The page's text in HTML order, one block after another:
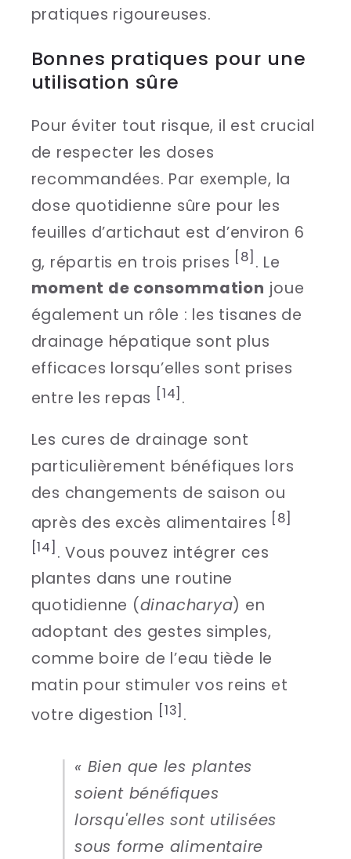
pratiques rigoureuses.
Bonnes pratiques pour une
utilisation sûre
Pour éviter tout risque, il est crucial
de respecter les doses
recommandées. Par exemple, la
dose quotidienne sûre pour les
feuilles d’artichaut est d’environ 6
g, répartis en trois prises [8] . Le
moment de consommation joue
également un rôle : les tisanes de
drainage hépatique sont plus
efficaces lorsqu’elles sont prises
entre les repas [14] .
Les cures de drainage sont
particulièrement bénéfiques lors
des changements de saison ou
après des excès alimentaires [8]
[14] . Vous pouvez intégrer ces
plantes dans une routine
quotidienne (dinacharya) en
adoptant des gestes simples,
comme boire de l’eau tiède le
matin pour stimuler vos reins et
votre digestion [13] .
« Bien que les plantes
soient bénéfiques
lorsqu'elles sont utilisées
sous forme alimentaire